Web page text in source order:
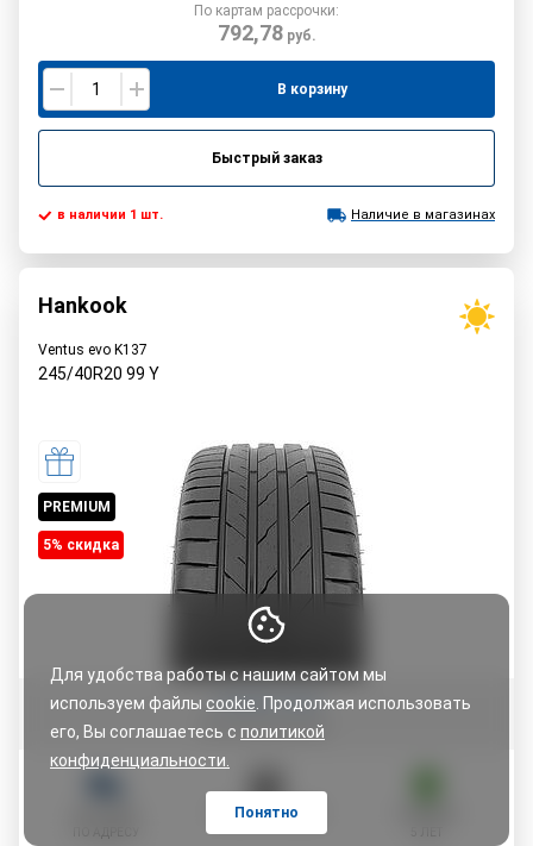
Для удобства работы с нашим сайтом мы
используем файлы cookie . Продолжая использовать
его, Вы соглашаетесь с политикой
конфиденциальности.
Понятно
По картам рассрочки:
792,78руб.
В корзину
Быстрый заказ
в наличии 1 шт. Наличие в магазинах
Hankook
Ventus evo K137
245/40R20 99 Y
PREMIUM
5% cкидка
Оставить отзыв
ОПЛАТА ЧАСТЯМИ